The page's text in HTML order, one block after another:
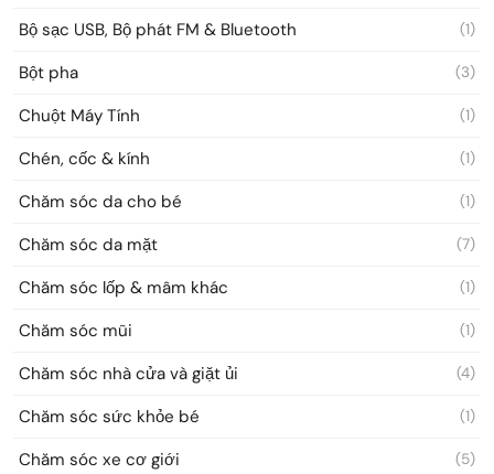
Bộ sạc USB, Bộ phát FM & Bluetooth (1)
Bột pha (3)
Chuột Máy Tính (1)
Chén, cốc & kính (1)
Chăm sóc da cho bé (1)
Chăm sóc da mặt (7)
Chăm sóc lốp & mâm khác (1)
Chăm sóc mũi (1)
Chăm sóc nhà cửa và giặt ủi (4)
Chăm sóc sức khỏe bé (1)
Chăm sóc xe cơ giới (5)